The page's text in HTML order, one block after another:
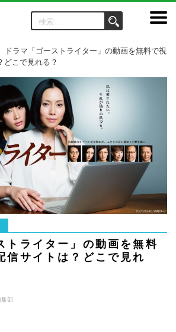
ドラマ「ゴーストライター」の動画を無料で視
どこで見れる？
トライター」の動画を無料
信サイトは？どこで見れ
集部